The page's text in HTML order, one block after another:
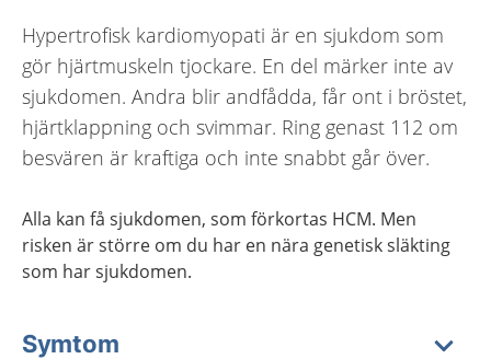
Hypertrofisk kardiomyopati är en sjukdom som
gör hjärtmuskeln tjockare. En del märker inte av
sjukdomen. Andra blir andfådda, får ont i bröstet,
hjärtklappning och svimmar. Ring genast 112 om
besvären är kraftiga och inte snabbt går över.
Alla kan få sjukdomen, som förkortas HCM. Men
risken är större om du har en nära genetisk släkting
som har sjukdomen.
Symtom